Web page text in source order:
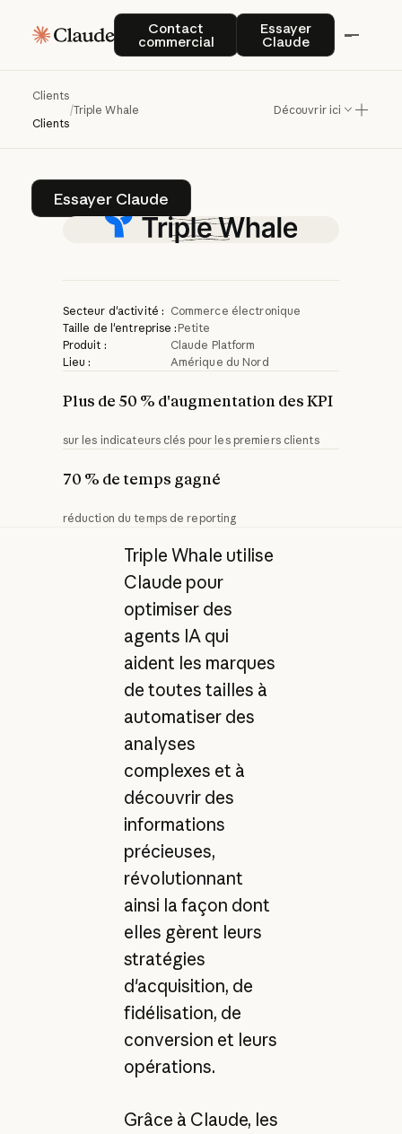
Contact
commercial
Contact commercial
Essayer
Claude
Essayer Claude
Clients
Clients
/Triple Whale Découvrir ici
TripleWhalestimule
lacroissancedes
entreprises
grâceà
Claude
Essayer Claude
Essayer Claude
Secteur d'activité : Commerce électronique
Taille de l'entreprise : Petite
Produit :
Claude Platform
Lieu :
Amérique du Nord
Plus de 50 % d'augmentation des KPI
sur les indicateurs clés pour les premiers clients
70 % de temps gagné
réduction du temps de reporting
Triple Whale utilise
Claude pour
optimiser des
agents IA qui
aident les marques
de toutes tailles à
automatiser des
analyses
complexes et à
découvrir des
informations
précieuses,
révolutionnant
ainsi la façon dont
elles gèrent leurs
stratégies
d'acquisition, de
fidélisation, de
conversion et leurs
opérations.
Grâce à Claude, les